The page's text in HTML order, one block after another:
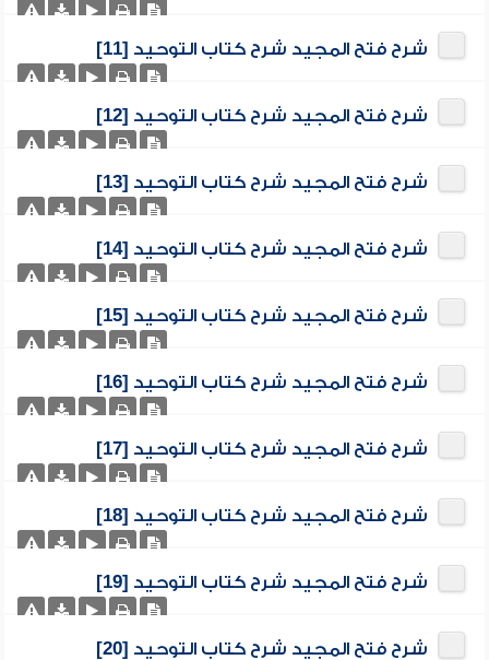
شرح فتح المجيد شرح كتاب التوحيد [11]
شرح فتح المجيد شرح كتاب التوحيد [12]
شرح فتح المجيد شرح كتاب التوحيد [13]
شرح فتح المجيد شرح كتاب التوحيد [14]
شرح فتح المجيد شرح كتاب التوحيد [15]
شرح فتح المجيد شرح كتاب التوحيد [16]
شرح فتح المجيد شرح كتاب التوحيد [17]
شرح فتح المجيد شرح كتاب التوحيد [18]
شرح فتح المجيد شرح كتاب التوحيد [19]
شرح فتح المجيد شرح كتاب التوحيد [20]